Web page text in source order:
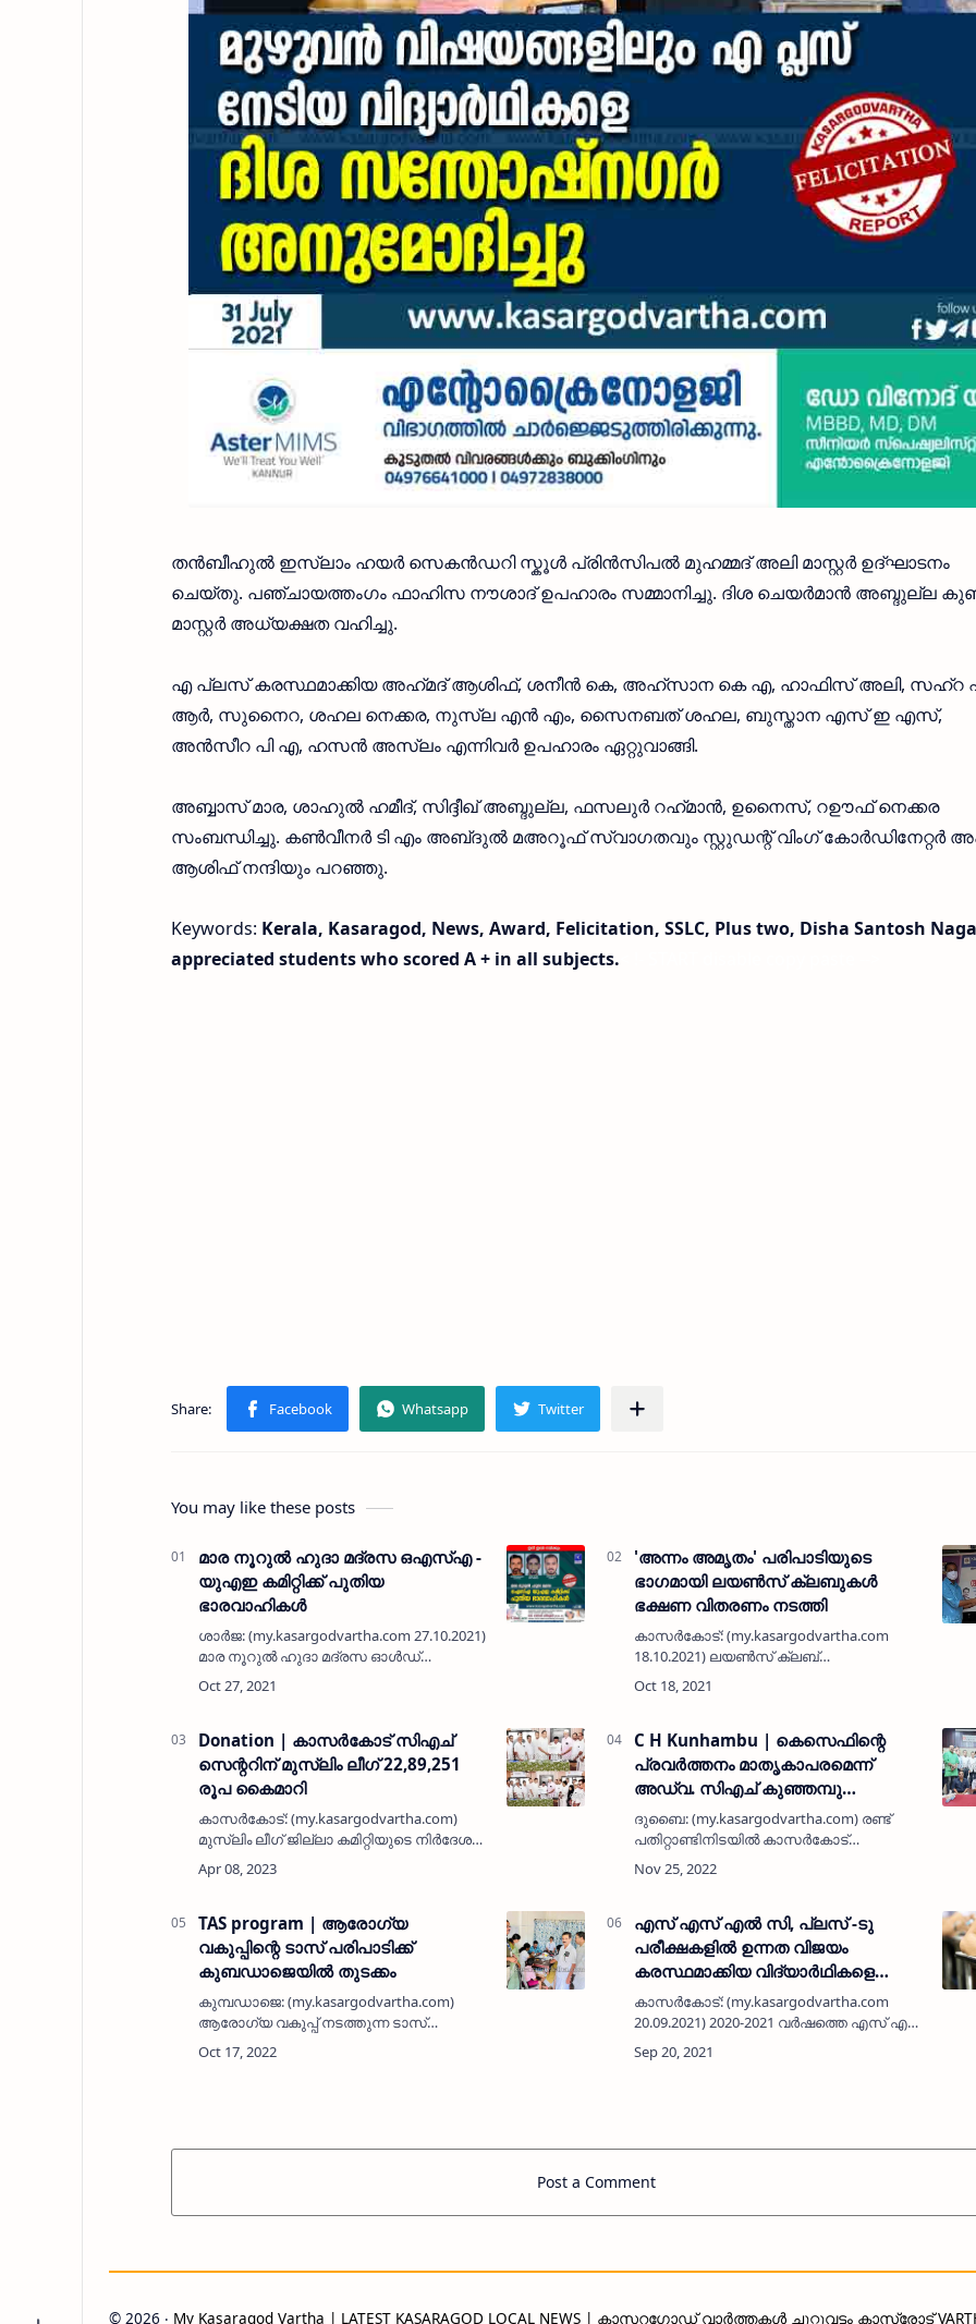
തൻബീഹുൽ ഇസ്ലാം ഹയർ സെകൻഡറി സ്കൂൾ പ്രിൻസിപൽ മുഹമ്മദ്‌ അലി മാസ്റ്റർ ഉദ്ഘാടനം
ചെയ്തു. പഞ്ചായത്തംഗം ഫാഹിസ നൗശാദ് ഉപഹാരം സമ്മാനിച്ചു. ദിശ ചെയർമാൻ അബ്ദുല്ല
മാസ്റ്റർ അധ്യക്ഷത വഹിച്ചു.
എ പ്ലസ് കരസ്ഥമാക്കിയ അഹ്‌മദ് ആശിഫ്, ശനീൻ കെ, അഹ്‌സാന കെ എ, ഹാഫിസ് അലി, സഹ്റ
ആർ, സുനൈറ, ശഹല നെക്കര, നുസ്‌ല എൻ എം, സൈനബത് ശഹല, ബുസ്താന എസ് ഇ എസ്,
അൻസീറ പി എ, ഹസൻ അസ്‌ലം എന്നിവർ ഉപഹാരം ഏറ്റുവാങ്ങി.
അബ്ബാസ് മാര, ശാഹുൽ ഹമീദ്, സിദ്ദീഖ് അബ്ദുല്ല, ഫസലുർ റഹ്‌മാൻ, ഉനൈസ്, റഊഫ് നെക്കര
സംബന്ധിച്ചു. കൺവീനർ ടി എം അബ്‌ദുൽ മഅറൂഫ് സ്വാഗതവും സ്റ്റുഡന്റ് വിംഗ് കോർഡിനേറ്റർ
ആശിഫ് നന്ദിയും പറഞ്ഞു.
Keywords: Kerala, Kasaragod, News, Award, Felicitation, SSLC, Plus two, Disha Santosh
appreciated students who scored A + in all subjects.
You may like these posts
മാര നൂറുൽ ഹുദാ മദ്രസ ഒഎസ്എ -
യുഎഇ കമിറ്റിക്ക് പുതിയ
ഭാരവാഹികൾ
ശാർജ: (my.kasargodvartha.com 27.10.2021)
മാര നൂറുൽ ഹുദാ മദ്രസ ഓൾഡ്
സ്റ്റുഡന്റ്സ് അസോസിയേഷൻ യുഎഇ
കമിറ്റി പുതിയ ഭാരവാഹികളെ
യോഗവും മൗലീദ് സദസും അൽ മജാ…
'അന്നം അമൃതം' പരിപാടിയുടെ
ഭാഗമായി ലയൺസ് ക്ലബുകൾ
ഭക്ഷണ വിതരണം നടത്തി
കാസർകോട്: (my.kasargodvartha.com
18.10.2021) ലയൺസ്‌ ക്ലബ്
ഇന്റർനാഷണൽ പ്രസിഡന്റ് ഡഗ്ലസ്
അലെക്‌സാൻഡറുടെ
'അന്നം അമൃതം' പരിപാടിയുടെ ഭാഗമായി
കാസർകോ…
Donation | കാസര്‍കോട് സിഎച്
സെന്ററിന് മുസ്ലിം ലീഗ് 22,89,251
രൂപ കൈമാറി
കാസര്‍കോട്: (my.kasargodvartha.com)
മുസ്ലിം ലീഗ് ജില്ലാ കമിറ്റിയുടെ നിര്‍ദേശ
പ്രകാരം മഞ്ചേശ്വരം, കാസര്‍കോട്, ഉദുമ
നിയോജക മണ്ഡലം കമിറ്റികള്‍ വിവിധ
C H Kunhambu | കെസെഫിന്റെ
പ്രവര്‍ത്തനം മാതൃകാപരമെന്ന്
അഡ്വ. സിഎച് കുഞ്ഞമ്പു
എംഎല്‍എ; ദുബൈയില്‍ സ്വീകരണം
ദുബൈ: (my.kasargodvartha.com) രണ്ട്
പതിറ്റാണ്ടിനിടയില്‍ കാസര്‍കോട്
നിവാസികള്‍ക് ചലനാത്മകമായ ഉണര്‍വ്
നല്‍കാന്‍ കെസെഫ് കൂട്ടായ്മയ്ക്ക്
വെളിച്ചം …
TAS program | ആരോഗ്യ
വകുപ്പിന്റെ ടാസ് പരിപാടിക്ക്
കുബഡാജെയില്‍ തുടക്കം
കുമ്പഡാജെ: (my.kasargodvartha.com)
ആരോഗ്യ വകുപ്പ് നടത്തുന്ന ടാസ്
(ട്രാന്‍സ്മിഷന്‍ അസസ്‌മെന്റ് സര്‍വേ) ന്
കുമ്പഡാജെ എസ്എപി എഎല്‍പിഎസ്
എസ് എസ് എൽ സി, പ്ലസ് -ടു
പരീക്ഷകളിൽ ഉന്നത വിജയം
കരസ്ഥമാക്കിയ വിദ്യാര്‍ഥികളെ
അനുമോദിച്ചു
കാസർകോട്: (my.kasargodvartha.com
20.09.2021) 2020-2021 വര്‍ഷത്തെ എസ് എസ്
എൽ സി, പ്ലസ് -ടു പരീക്ഷകളിൽ മുഴുവന്‍
വിഷയങ്ങളിലും എ പ്ലസ് നേടിയ 10
Post a Comment
© 2026 ‧ My Kasaragod Vartha | LATEST KASARAGOD LOCAL NEWS | കാസറഗോഡ് വാർത്തകൾ ചുറ്റുവട്ടം കാസ്രോട്